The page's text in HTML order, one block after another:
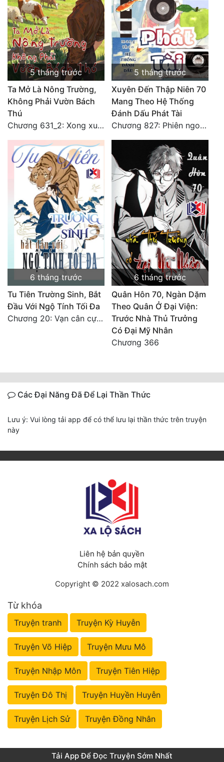
5 tháng trước
Ta Mở Là Nông Trường,
Không Phải Vườn Bách
Thú
Chương 631_2: Xong xuôi (HẾT)
5 tháng trước
Xuyên Đến Thập Niên 70
Mang Theo Hệ Thống
Đánh Dấu Phát Tài
Chương 827: Phiên ngoại 12 - Toàn Hoàn Văn
6 tháng trước
Tu Tiên Trường Sinh, Bắt
Đầu Với Ngộ Tính Tối Đa
Chương 20: Vạn cân cự lực
6 tháng trước
Quân Hôn 70, Ngàn Dặm
Theo Quân Ở Đại Viện:
Trước Nhà Thủ Trưởng
Có Đại Mỹ Nhân
Chương 366
Các Đại Năng Đã Để Lại Thần Thức
Lưu ý: Vui lòng tải app để có thể lưu lại thần thức trên truyện
này
Liên hệ bản quyền
Chính sách bảo mật
Copyright © 2022 xalosach.com
Từ khóa
Truyện tranh Truyện Kỳ Huyễn
Truyện Võ Hiệp Truyện Mưu Mô
Truyện Nhập Môn Truyện Tiên Hiệp
Truyện Đô Thị Truyện Huyền Huyễn
Truyện Lịch Sử Truyện Đồng Nhân
Tải App Để Đọc Truyện Sớm Nhất